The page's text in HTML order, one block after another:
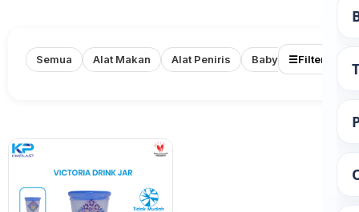
Semua Alat Makan Alat Peniris Baby Bath
☰Filter
Terapkan Atur Ulang